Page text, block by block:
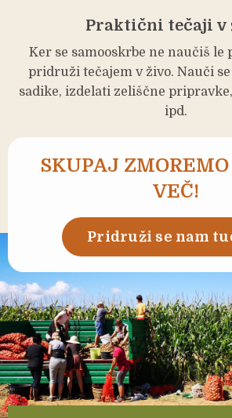
Praktični tečaji v
Ker se samooskrbe ne naučiš le
pridruži tečajem v živo. Nauči
sadike, izdelati zeliščne
ipd.
SKUPAJ
VEČ!
Pridruži se nam